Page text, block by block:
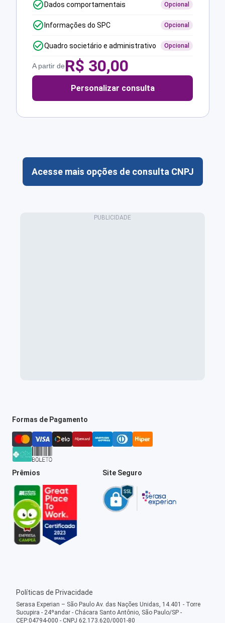
Dados comportamentais Opcional
Informações do SPC Opcional
Quadro societário e administrativo Opcional
A partir deR$ 30,00
Personalizar consulta
Acesse mais opções de consulta CNPJ
Formas de Pagamento
Prêmios Site Seguro
Políticas de Privacidade
Serasa Experian – São Paulo Av. das Nações Unidas, 14.401 - Torre
Sucupira - 24ºandar - Chácara Santo Antônio, São Paulo/SP -
CEP:04794-000 - CNPJ 62.173.620/0001-80